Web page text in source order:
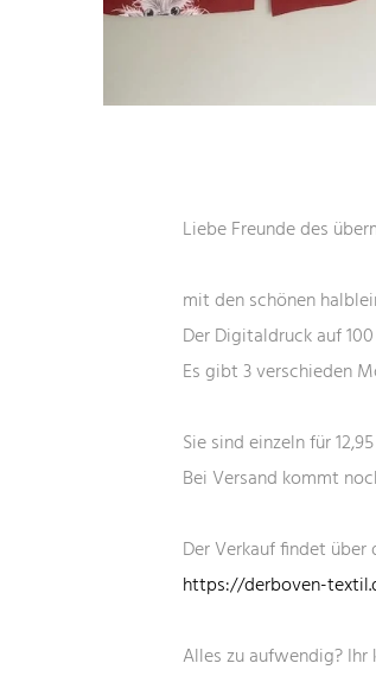
Liebe Freunde des
mit den schönen
Der Digitaldruck auf
Es gibt 3 verschieden
Sie sind einzeln für
Bei Versand kommt
Der Verkauf findet über
https://derboven-
Alles zu aufwendig?
INFORMATION
Impressum
Datenschutz
Zahlung und Versand
Vertrag widerrufen